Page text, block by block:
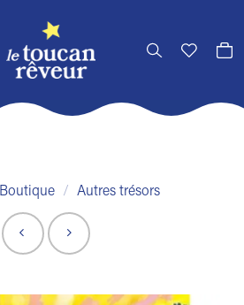
Boutique / Autres trésors